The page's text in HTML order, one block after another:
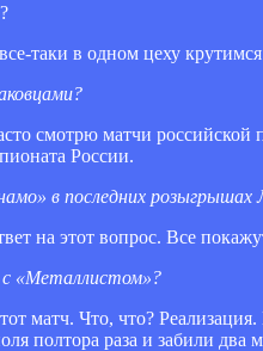
таки в одном цеху
смотрю матчи
России.
в последних
на этот вопрос. Все
с «Металлистом»?
матч. Что, что?
полтора раза и забили два